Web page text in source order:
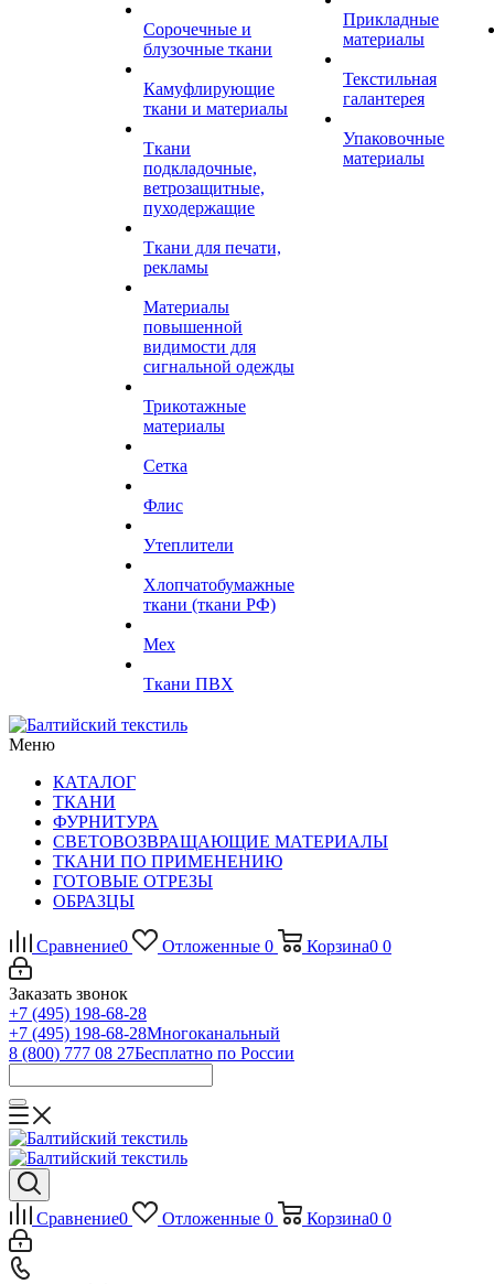
Сорочечные и
блузочные ткани
Камуфлирующие
ткани и материалы
Ткани
подкладочные,
ветрозащитные,
пуходержащие
Ткани для печати,
рекламы
Материалы
повышенной
видимости для
сигнальной одежды
Трикотажные
материалы
Сетка
Флис
Утеплители
Хлопчатобумажные
ткани (ткани РФ)
Мех
Ткани ПВХ
Прикладные
материалы
Текстильная
галантерея
Упаковочные
материалы
Меню
КАТАЛОГ
ТКАНИ
ФУРНИТУРА
СВЕТОВОЗВРАЩАЮЩИЕ МАТЕРИАЛЫ
ТКАНИ ПО ПРИМЕНЕНИЮ
ГОТОВЫЕ ОТРЕЗЫ
ОБРАЗЦЫ
Сравнение0 Отложенные 0 Корзина0 0
Заказать звонок
+7 (495) 198-68-28
+7 (495) 198-68-28Многоканальный
8 (800) 777 08 27Бесплатно по России
Сравнение0 Отложенные 0 Корзина0 0